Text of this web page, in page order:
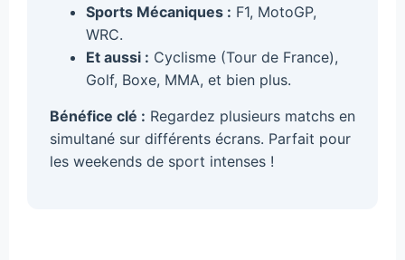
Sports Mécaniques : F1, MotoGP,
WRC.
Et aussi : Cyclisme (Tour de France),
Golf, Boxe, MMA, et bien plus.
Bénéfice clé : Regardez plusieurs matchs en
simultané sur différents écrans. Parfait pour
les weekends de sport intenses !